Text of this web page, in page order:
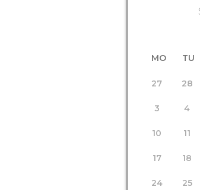
MO TU
27 28
3 4
10 11
17 18
24 25